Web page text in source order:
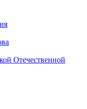
Отечественной